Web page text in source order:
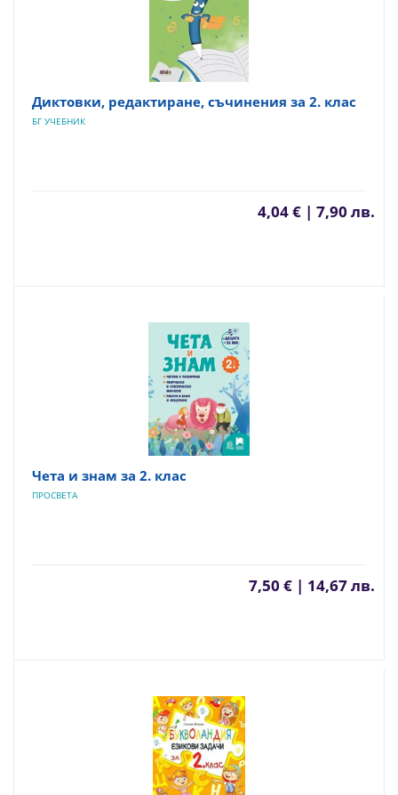
Диктовки, редактиране, съчинения за 2. клас
БГ УЧЕБНИК
4,04 € | 7,90 лв.
Чета и знам за 2. клас
ПРОСВЕТА
7,50 € | 14,67 лв.